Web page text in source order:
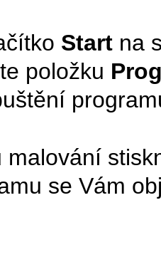
Start na
položku
malování
se Vám